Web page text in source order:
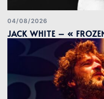
04/08/2026
JACK WHITE – «